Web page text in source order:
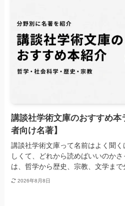
講談社学術文庫のおすすめ本
者向け名著】
講談社学術文庫って名前はよく聞
しくて、どれから読めばいいのか
は、哲学から歴史、宗教、文学ま
2026年8月8日